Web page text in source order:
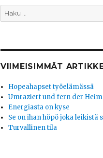
Etsi:
VIIMEISIMMÄT
Hopeahapset työelämässä
Umraziert und fern der
Energiasta on kyse
Se on ihan höpö joka leikistä
Turvallinen tila